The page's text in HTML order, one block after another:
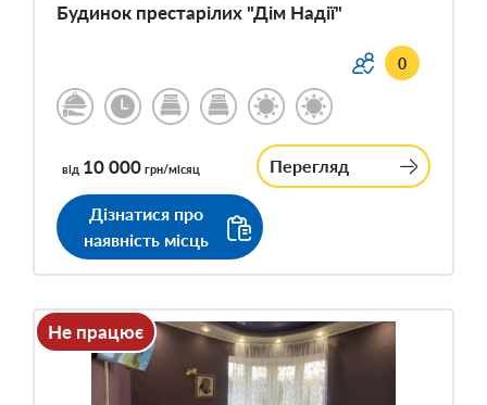
Будинок престарілих "Дім Надії"
0
від 10 000 грн/місяц Перегляд
Дізнатися про
наявність місць
Не працює